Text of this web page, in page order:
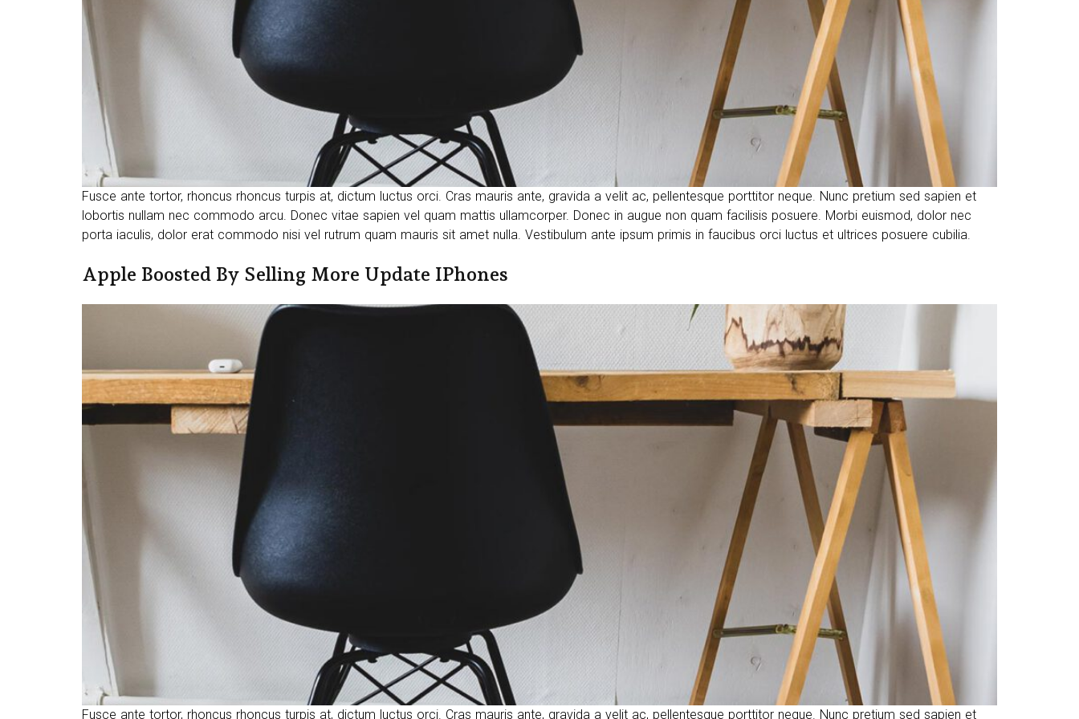
Fusce ante tortor, rhoncus rhoncus turpis at, dictum luctus orci. Cras mauris ante, gravida a velit ac, pellentesque porttitor neque. Nunc pretium sed sapien et
lobortis nullam nec commodo arcu. Donec vitae sapien vel quam mattis ullamcorper. Donec in augue non quam facilisis posuere. Morbi euismod, dolor nec
porta iaculis, dolor erat commodo nisi vel rutrum quam mauris sit amet nulla. Vestibulum ante ipsum primis in faucibus orci luctus et ultrices posuere cubilia.
Apple Boosted By Selling More Update IPhones
Fusce ante tortor, rhoncus rhoncus turpis at, dictum luctus orci. Cras mauris ante, gravida a velit ac, pellentesque porttitor neque. Nunc pretium sed sapien et